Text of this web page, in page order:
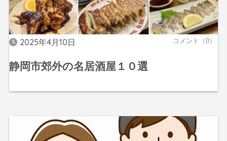
2025年4月10日 コメント（0）
静岡市郊外の名居酒屋１０選